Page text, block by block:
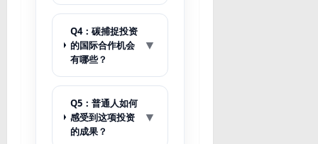
Q4：碳捕捉投资
的国际合作机会
有哪些？
▼
Q5：普通人如何
感受到这项投资
的成果？
▼